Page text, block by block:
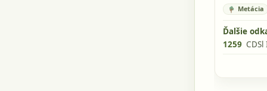
Metácia
Ďalšie
1259